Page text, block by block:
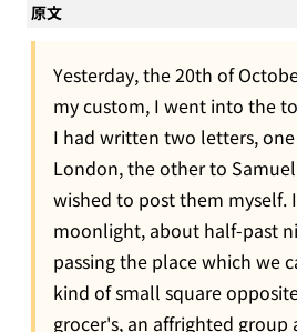
原文
Yesterday, the 20th of
my custom, I went into the
I had written two letters,
London, the other to
wished to post them myself.
moonlight, about half-past
passing the place which we
kind of small square
grocer's, an affrighted group